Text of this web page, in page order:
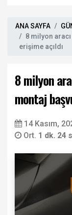
ANA SAYFA
8 milyon
erişime açıldı
8 milyon
montaj
14 Kasım,
Ort. 1 dk. 24